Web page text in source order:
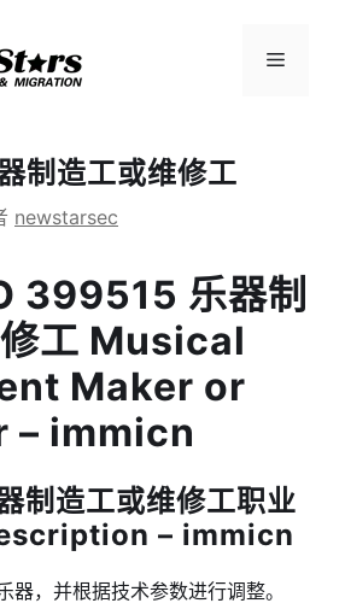
菜
制造工或维修工
newstarsec
399515 乐器制
工 Musical
Maker or
– immicn
制造工或维修工职业
– immicn
器，并根据技术参数进行调整。